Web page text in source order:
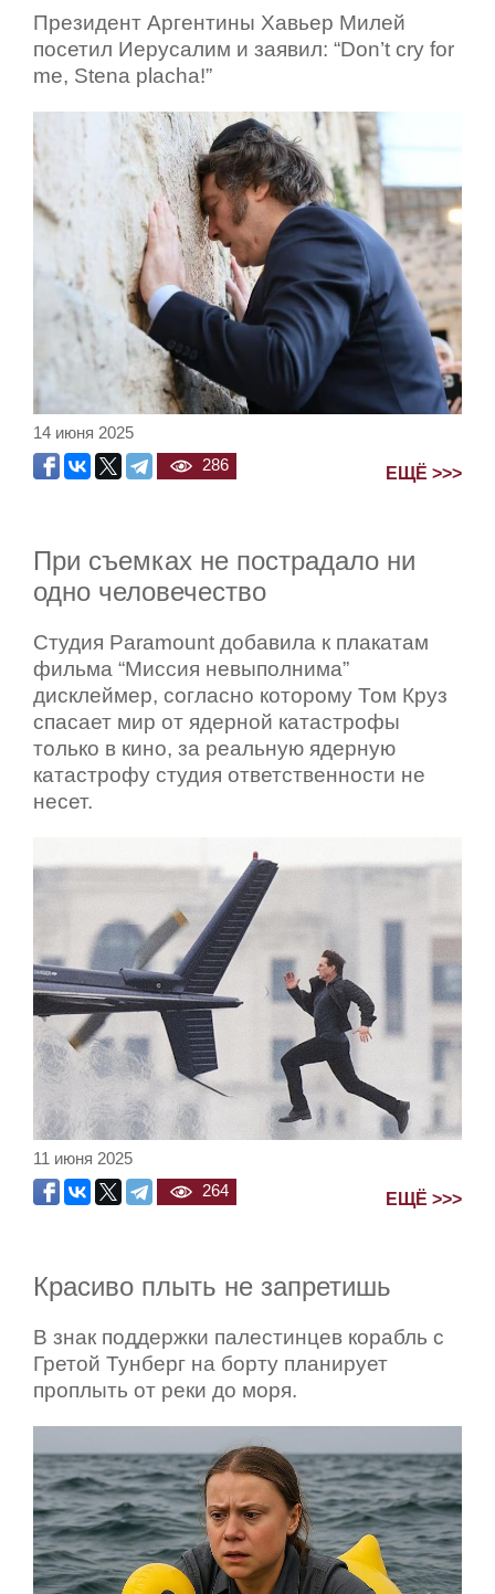
Президент Аргентины Хавьер Милей
посетил Иерусалим и заявил: “Don’t cry for
me, Stena placha!”
14 июня 2025
286
ЕЩЁ >>>
При съемках не пострадало ни
одно человечество
Студия Paramount добавила к плакатам
фильма “Миссия невыполнима”
дисклеймер, согласно которому Том Круз
спасает мир от ядерной катастрофы
только в кино, за реальную ядерную
катастрофу студия ответственности не
несет.
11 июня 2025
264
ЕЩЁ >>>
Красиво плыть не запретишь
В знак поддержки палестинцев корабль с
Гретой Тунберг на борту планирует
проплыть от реки до моря.